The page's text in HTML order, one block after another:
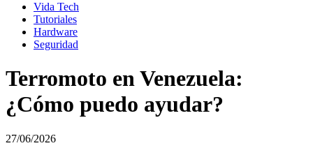
Vida Tech
Tutoriales
Hardware
Seguridad
Terromoto en Venezuela:
¿Cómo puedo ayudar?
27/06/2026